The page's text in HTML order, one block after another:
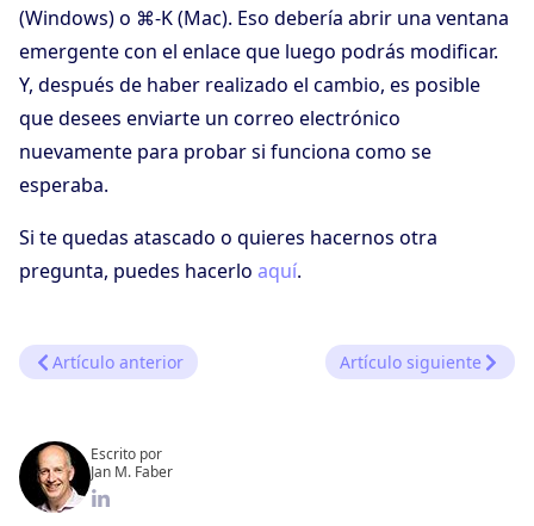
(Windows) o ⌘-K (Mac). Eso debería abrir una ventana
emergente con el enlace que luego podrás modificar.
Y, después de haber realizado el cambio, es posible
que desees enviarte un correo electrónico
nuevamente para probar si funciona como se
esperaba.
Si te quedas atascado o quieres hacernos otra
pregunta, puedes hacerlo aquí.
Artículo anterior Artículo siguiente
Escrito por
Jan M. Faber